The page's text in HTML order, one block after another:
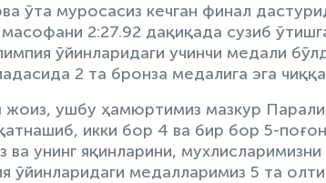
ўта муросасиз кечган финал
масофани 2:27.92 дақиқада сузиб
ўйинларидаги учинчи медали
2 та бронза медалига эга
ушбу ҳамюртимиз мазкур
икки бор 4 ва бир бор 5-
ва унинг яқинларини,
ўйинларидаги медалларимиз 5 та